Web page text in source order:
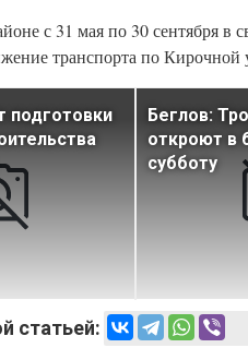
с 31 мая по 30 сентября в
транспорта по
подготовки
Беглов:
откроют в
субботу
статьей: